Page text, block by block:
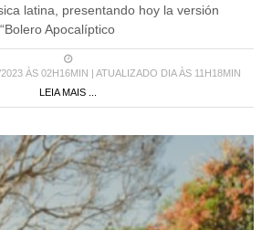
latina, presentando hoy la versión
Apocalíptico
ÀS 02H16MIN | ATUALIZADO DIA ÀS 11H18MIN
LEIA MAIS ...